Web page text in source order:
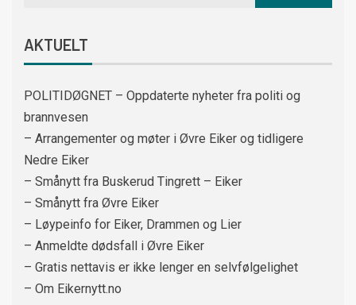
AKTUELT
POLITIDØGNET – Oppdaterte nyheter fra politi og
brannvesen
– Arrangementer og møter i Øvre Eiker og tidligere
Nedre Eiker
– Smånytt fra Buskerud Tingrett – Eiker
– Smånytt fra Øvre Eiker
– Løypeinfo for Eiker, Drammen og Lier
– Anmeldte dødsfall i Øvre Eiker
– Gratis nettavis er ikke lenger en selvfølgelighet
– Om Eikernytt.no